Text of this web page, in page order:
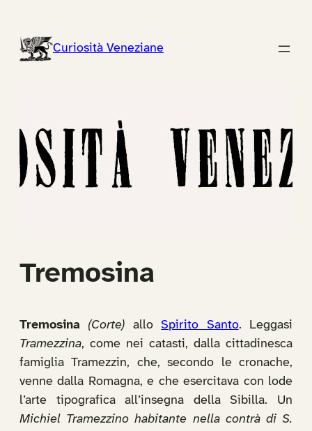
contenutoCuriosità Veneziane
Tremosina
Tremosina (Corte) alloSpirito Santo. Leggasi
Tramezzina, come nei catasti, dalla cittadinesca
famiglia Tramezzin, che, secondo le cronache,
venne dalla Romagna, e che esercitava con lode
l’arte tipografica all’insegna della Sibilla. Un
Michiel Tramezzino habitante nella contrà di S.